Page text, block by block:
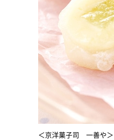
＜京洋菓子司 一善や＞